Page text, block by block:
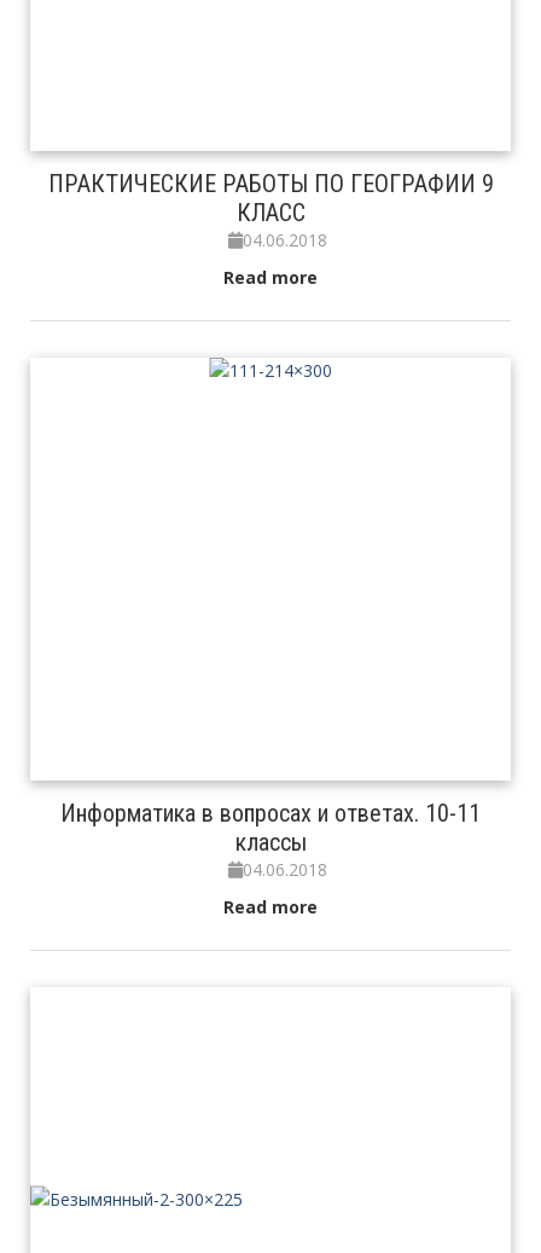
ПРАКТИЧЕСКИЕ РАБОТЫ ПО ГЕОГРАФИИ 9
КЛАСС
04.06.2018
Read more
Информатика в вопросах и ответах. 10-11
классы
04.06.2018
Read more